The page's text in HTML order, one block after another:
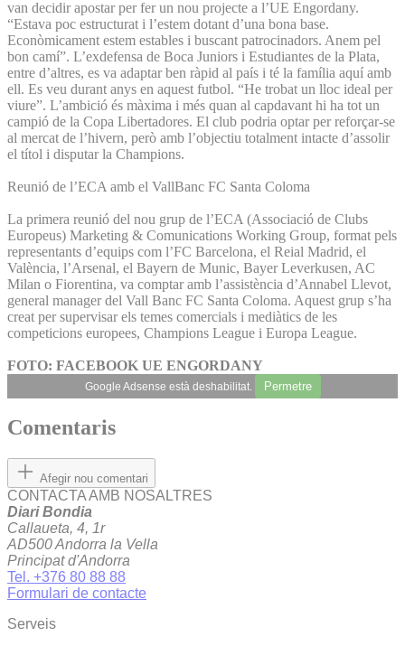
van decidir apostar per fer un nou projecte a l’UE Engordany.
“Estava poc estructurat i l’estem dotant d’una bona base.
Econòmicament estem estables i buscant patrocinadors. Anem pel
bon camí”. L’exdefensa de Boca Juniors i Estudiantes de la Plata,
entre d’altres, es va adaptar ben ràpid al país i té la família aquí amb
ell. Es veu durant anys en aquest futbol. “He trobat un lloc ideal per
viure”. L’ambició és màxima i més quan al capdavant hi ha tot un
campió de la Copa Libertadores. El club podria optar per reforçar-se
al mercat de l’hivern, però amb l’objectiu totalment intacte d’assolir
el títol i disputar la Champions.
Reunió de l’ECA amb el VallBanc FC Santa Coloma
La primera reunió del nou grup de l’ECA (Associació de Clubs
Europeus) Marketing & Comunications Working Group, format pels
representants d’equips com l’FC Barcelona, el Reial Madrid, el
València, l’Arsenal, el Bayern de Munic, Bayer Leverkusen, AC
Milan o Fiorentina, va comptar amb l’assistència d’Annabel Llevot,
general manager del Vall Banc FC Santa Coloma. Aquest grup s’ha
creat per supervisar els temes comercials i mediàtics de les
competicions europees, Champions League i Europa League.
FOTO: FACEBOOK UE ENGORDANY
Google Adsense està deshabilitat. Permetre
Comentaris
Afegir nou comentari
CONTACTA AMB NOSALTRES
Diari Bondia
Callaueta, 4, 1r
AD500 Andorra la Vella
Principat d'Andorra
Tel. +376 80 88 88
Formulari de contacte
Serveis